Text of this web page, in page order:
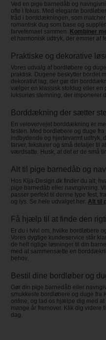
Ved en pige barnedåb og
ofte i fokus. Med elegante
tråd i borddækningen, som
romantisk dug som base og
farvetemaet sammen. Kombiner
et harmonisk udtryk, der emmer af
Praktiske og dekorative
Vores udvalg af bordløbere og
praktisk. Dugene beskytter bordet
dekorativt lag, der gør din
vælger en klassisk stofdug eller en
luksuriøs stemning, der imponerer
Borddækning der sætter
En velovervejet borddækning er
festen. Med bordløbere og duge
indbydende og hjertevarmt udtryk,
farver, teksturer og små detaljer til
værdsatte. Husk, at det er de små
Alt til pige barnedåb og
Hos Kija-Design.dk finder du alt,
pige barnedåb eller navngivning.
passer perfekt til denne type fest,
og lys. Se hele udvalget her: Alt til
Få hjælp til at finde den
Er du i tvivl om, hvilke bordløbere
Vores dygtige kundeservice står
de helt rigtige løsninger til din
med at sammensætte en
behov.
Bestil dine bordløber og
Gør din pige barnedåb eller
smukkeste bordløbere og duge fra
online, og lad os hjælpe dig med at
mange år fremover. Klik dig videre
dag.